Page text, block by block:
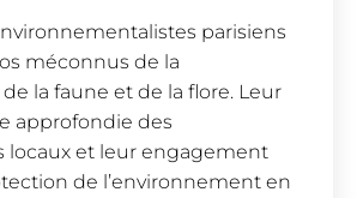
parisiens
méconnus de la
la faune et de la flore. Leur
approfondie des
locaux et leur engagement
de l’environnement en